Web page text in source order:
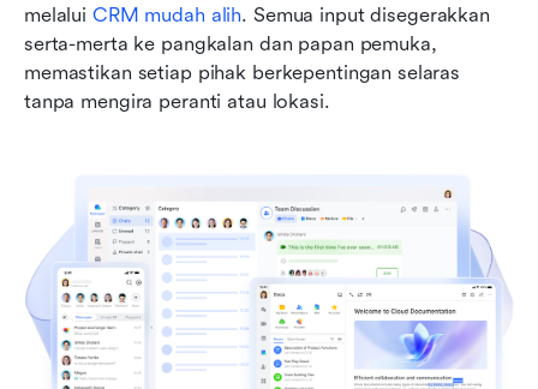
melalui CRM mudah alih. Semua input disegerakkan
serta-merta ke pangkalan dan papan pemuka,
memastikan setiap pihak berkepentingan selaras
tanpa mengira peranti atau lokasi.